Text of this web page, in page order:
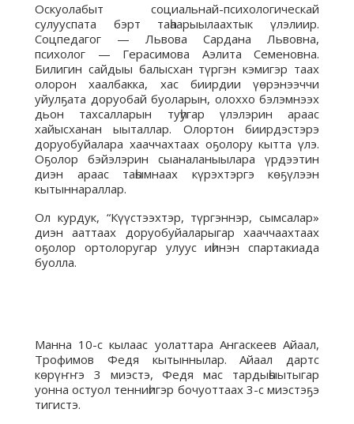
Оскуолабыт социальнай-психологическай
сулууспата бэрт таһаарыылаахтык үлэлиир.
Соцпедагог — Львова Сардана Львовна,
психолог — Герасимова Аэлита Семеновна.
Билигин сайдыы балысхан түргэн кэмигэр таах
олорон хаалбакка, хас биирдии үөрэнээччи
уйулҕата доруобай буоларын, олоххо бэлэмнээх
дьон тахсалларын туһугар үлэлэрин араас
хайысханан ыыталлар. Олортон биирдэстэрэ
доруобуйалара хааччахтаах оҕолору кытта үлэ.
Оҕолор бэйэлэрин сыаналаныылара үрдээтин
диэн араас таһымнаах күрэхтэргэ көҕүлээн
кытыннараллар.
Ол курдук, “Күүстээхтэр, түргэннэр, сымсалар»
диэн ааттаах доруобуйаларыгар хааччаахтаах
оҕолор ортолоругар улуус иһинэн спартакиада
буолла.
Манна 10-с кылаас уолаттара Ангаскеев Айаал,
Трофимов Федя кытыннылар. Айаал дартс
көрүҥҥэ 3 миэстэ, Федя мас тардыһыытыгар
уонна остуол тенниһигэр бочуоттаах 3-с миэстэҕэ
тигистэ.